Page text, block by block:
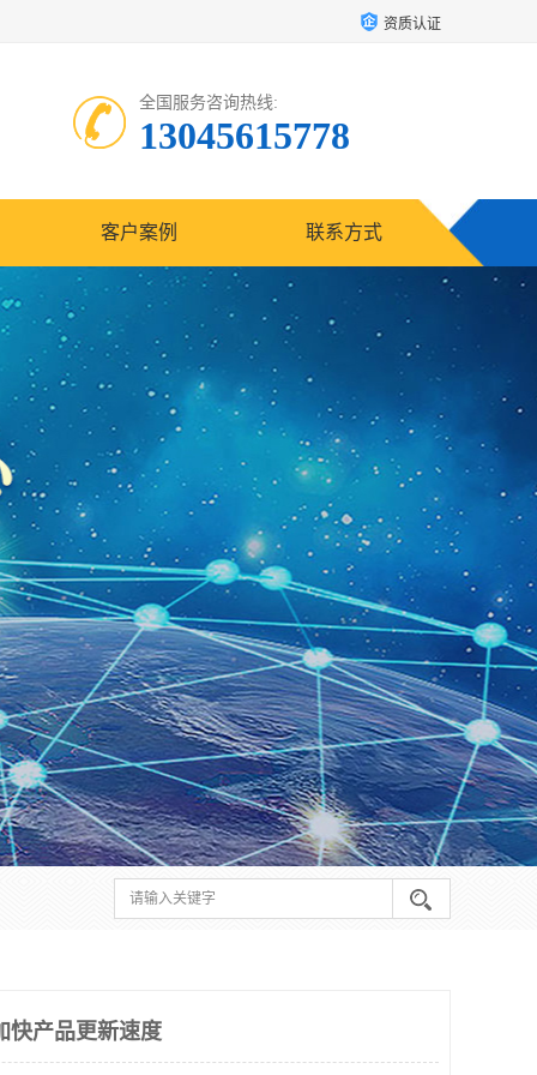
资质认证
全国服务咨询热线:
13045615778
客户案例 联系方式
快产品更新速度